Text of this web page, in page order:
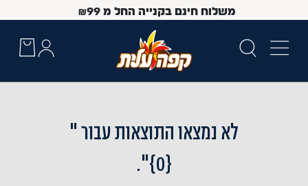
משלוח חינם בקנייה החל מ ₪99
לא נמצאו התוצאות עבור "
{0}".